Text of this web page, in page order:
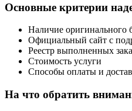
Основные критерии
Наличие оригинального
Официальный сайт с
Реестр выполненных
Стоимость услуги
Способы оплаты и
На что обратить